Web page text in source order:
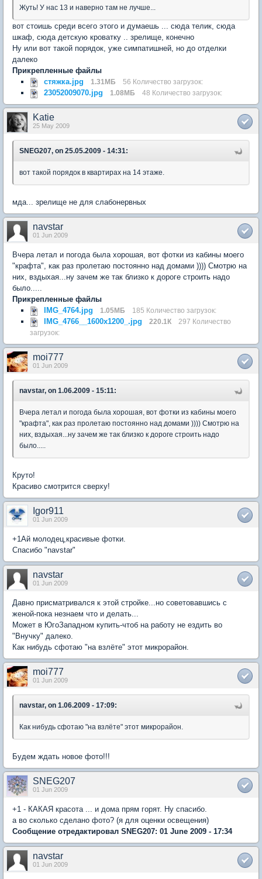
Жуть! У нас 13 и наверно там не лучше...
вот стоишь среди всего этого и думаешь ... сюда телик, сюда
шкаф, сюда детскую кроватку .. зрелище, конечно
Ну или вот такой порядок, уже симпатишней, но до отделки
далеко
Прикрепленные файлы
стяжка.jpg
1.31МБ 56 Количество загрузок:
23052009070.jpg 1.08МБ 48 Количество загрузок:
Katie
25 May 2009
SNEG207, on 25.05.2009 - 14:31:
вот такой порядок в квартирах на 14 этаже.
мда... зрелище не для слабонервных
navstar
01 Jun 2009
Вчера летал и погода была хорошая, вот фотки из кабины моего
"крафта", как раз пролетаю постоянно над домами )))) Смотрю на
них, вздыхая...ну зачем же так близко к дороге строить надо
было.....
Прикрепленные файлы
IMG_4764.jpg
1.05МБ 185 Количество загрузок:
IMG_4766__1600x1200_.jpg 220.1К
297 Количество
загрузок:
moi777
01 Jun 2009
navstar, on 1.06.2009 - 15:11:
Вчера летал и погода была хорошая, вот фотки из кабины моего
"крафта", как раз пролетаю постоянно над домами )))) Смотрю на
них, вздыхая...ну зачем же так близко к дороге строить надо
было.....
Круто!
Красиво смотрится сверху!
Igor911
01 Jun 2009
+1Ай молодец,красивые фотки.
Спасибо "navstar"
navstar
01 Jun 2009
Давно присматривался к этой стройке...но советовавшись с
женой-пока незнаем что и делать...
Может в ЮгоЗападном купить-чтоб на работу не ездить во
"Внучку" далеко.
Как нибудь сфотаю "на взлёте" этот микрорайон.
moi777
01 Jun 2009
navstar, on 1.06.2009 - 17:09:
Как нибудь сфотаю "на взлёте" этот микрорайон.
Будем ждать новое фото!!!
SNEG207
01 Jun 2009
+1 - КАКАЯ красота ... и дома прям горят. Ну спасибо.
а во сколько сделано фото? (я для оценки освещения)
Сообщение отредактировал SNEG207: 01 June 2009 - 17:34
navstar
01 Jun 2009